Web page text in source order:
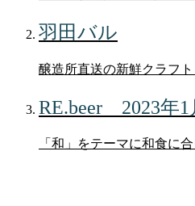
羽田バル
醸造所直送の新鮮クラフ
RE.beer 2023年1
「和」をテーマに和食に